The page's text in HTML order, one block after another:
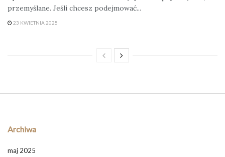
przemyślane. Jeśli chcesz podejmować...
23 KWIETNIA 2025
Archiwa
maj 2025